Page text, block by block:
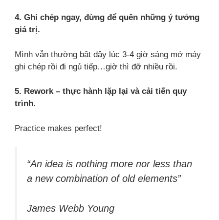
4. Ghi chép ngay, đừng để quên những ý tưởng
giá trị.
Mình vẫn thường bật dậy lúc 3-4 giờ sáng mở máy
ghi chép rồi đi ngủ tiếp…giờ thì đỡ nhiều rồi.
5. Rework – thực hành lặp lại và cải tiến quy
trình.
Practice makes perfect!
“An idea is nothing more nor less than
a new combination of old elements”
James Webb Young